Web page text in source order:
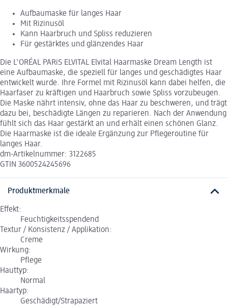
Aufbaumaske für langes Haar
Mit Rizinusöl
Kann Haarbruch und Spliss reduzieren
Für gestärktes und glänzendes Haar
Die L'ORÉAL PARiS ELVITAL Elvital Haarmaske Dream Length ist
eine Aufbaumaske, die speziell für langes und geschädigtes Haar
entwickelt wurde. Ihre Formel mit Rizinusöl kann dabei helfen, die
Haarfaser zu kräftigen und Haarbruch sowie Spliss vorzubeugen.
Die Maske nährt intensiv, ohne das Haar zu beschweren, und trägt
dazu bei, beschädigte Längen zu reparieren. Nach der Anwendung
fühlt sich das Haar gestärkt an und erhält einen schönen Glanz.
Die Haarmaske ist die ideale Ergänzung zur Pflegeroutine für
langes Haar.
dm-Artikelnummer: 3122685
GTIN 3600524245696
Produktmerkmale
Effekt:
Feuchtigkeitsspendend
Textur / Konsistenz / Applikation:
Creme
Wirkung:
Pflege
Hauttyp:
Normal
Haartyp:
Geschädigt/Strapaziert